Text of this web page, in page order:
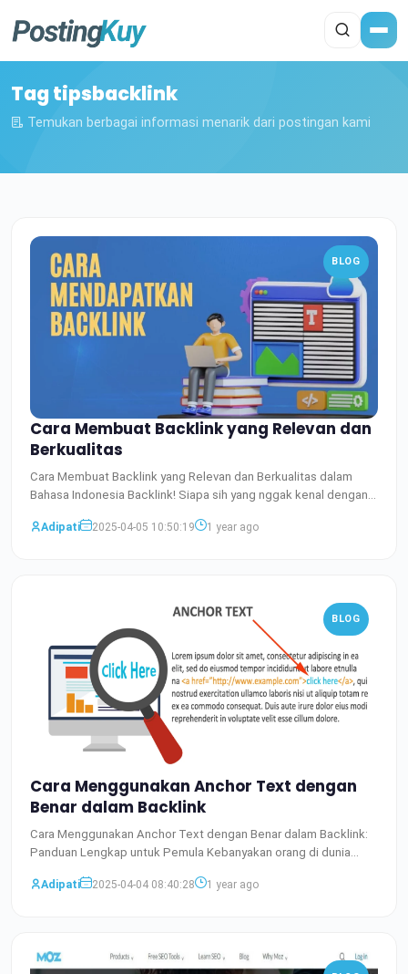
Tag tipsbacklink
Temukan berbagai informasi menarik dari postingan kami
BLOG
Cara Membuat Backlink yang Relevan dan
Berkualitas
Cara Membuat Backlink yang Relevan dan Berkualitas dalam
Bahasa Indonesia Backlink! Siapa sih yang nggak kenal dengan
Adipati
2025-04-05 10:50:19 1 year ago
BLOG
Cara Menggunakan Anchor Text dengan
Benar dalam Backlink
Cara Menggunakan Anchor Text dengan Benar dalam Backlink:
Panduan Lengkap untuk Pemula Kebanyakan orang di dunia
Adipati
2025-04-04 08:40:28 1 year ago